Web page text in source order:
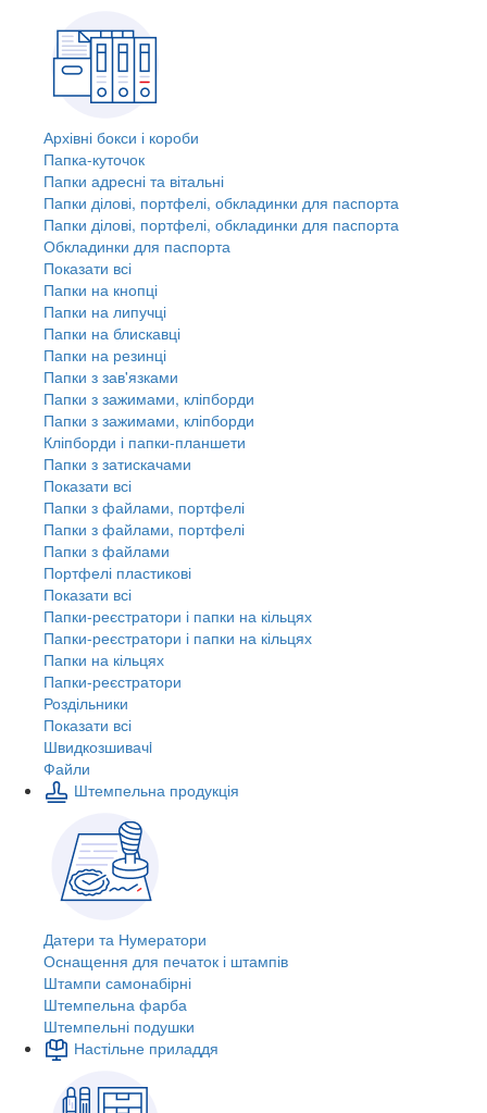
Архівні бокси і короби
Папка-куточок
Папки адресні та вітальні
Папки ділові, портфелі, обкладинки для паспорта
Папки ділові, портфелі, обкладинки для паспорта
Обкладинки для паспорта
Показати всі
Папки на кнопці
Папки на липучці
Папки на блискавці
Папки на резинці
Папки з зав'язками
Папки з зажимами, кліпборди
Папки з зажимами, кліпборди
Кліпборди і папки-планшети
Папки з затискачами
Показати всі
Папки з файлами, портфелі
Папки з файлами, портфелі
Папки з файлами
Портфелі пластикові
Показати всі
Папки-реєстратори і папки на кільцях
Папки-реєстратори і папки на кільцях
Папки на кільцях
Папки-реєстратори
Роздільники
Показати всі
Швидкозшивачi
Файли
Штемпельна продукція
Датери та Нумератори
Оснащення для печаток і штампів
Штампи самонабірні
Штемпельна фарба
Штемпельні подушки
Настільне приладдя